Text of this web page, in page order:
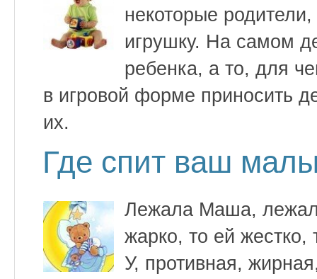
некоторые
игрушку. На самом
ребенка, а то, для
в игровой форме приносить
их.
Где спит ваш
Лежала Маша,
жарко, то ей
У, противная,